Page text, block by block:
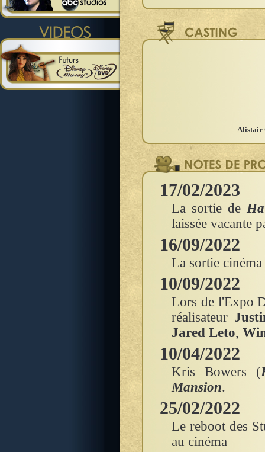
Alistair
17/02/2023
La sortie de
laissée vacante
16/09/2022
La sortie
10/09/2022
Lors de l'Expo
réalisateur
Jared Leto,
10/04/2022
Kris Bowers (
Mansion.
25/02/2022
Le reboot des
au cinéma